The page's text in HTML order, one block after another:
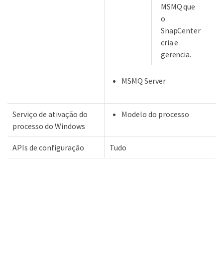
MSMQ que
o
SnapCenter
cria e
gerencia.
MSMQ Server
Serviço de ativação do
processo do Windows
Modelo do processo
APIs de configuração Tudo